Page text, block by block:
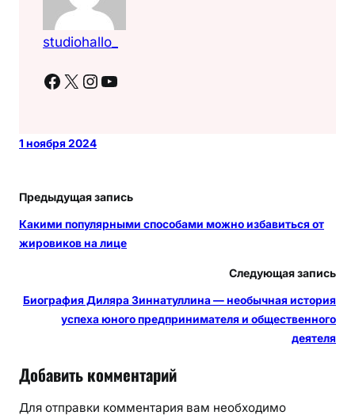
studiohallo_
Facebook X Instagram YouTube
1 ноября 2024
Предыдущая запись
Какими популярными способами можно избавиться от
жировиков на лице
Следующая запись
Биография Диляра Зиннатуллина — необычная история
успеха юного предпринимателя и общественного
деятеля
Добавить комментарий
Для отправки комментария вам необходимо